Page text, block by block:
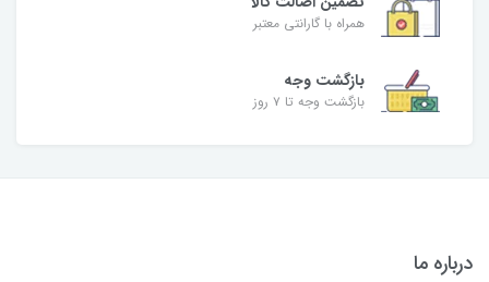
همراه با گارانتی معتبر
بازگشت وجه
بازگشت وجه تا ۷ روز
درباره ما